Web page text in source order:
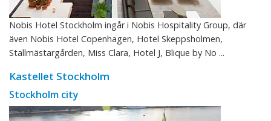
Nobis Hotel Stockholm ingår i Nobis Hospitality Group, där
även Nobis Hotel Copenhagen, Hotel Skeppsholmen,
Stallmästargården, Miss Clara, Hotel J, Blique by No ...
Kastellet Stockholm
Stockholm city